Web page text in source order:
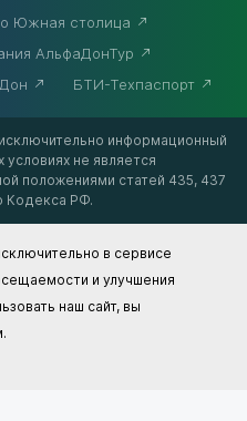
Южная столица
АльфаДонТур
БТИ-Техпаспорт
информационный
условиях не является
положениями статей 435, 437
Кодекса РФ.
в сервисе
и улучшения
наш сайт, вы